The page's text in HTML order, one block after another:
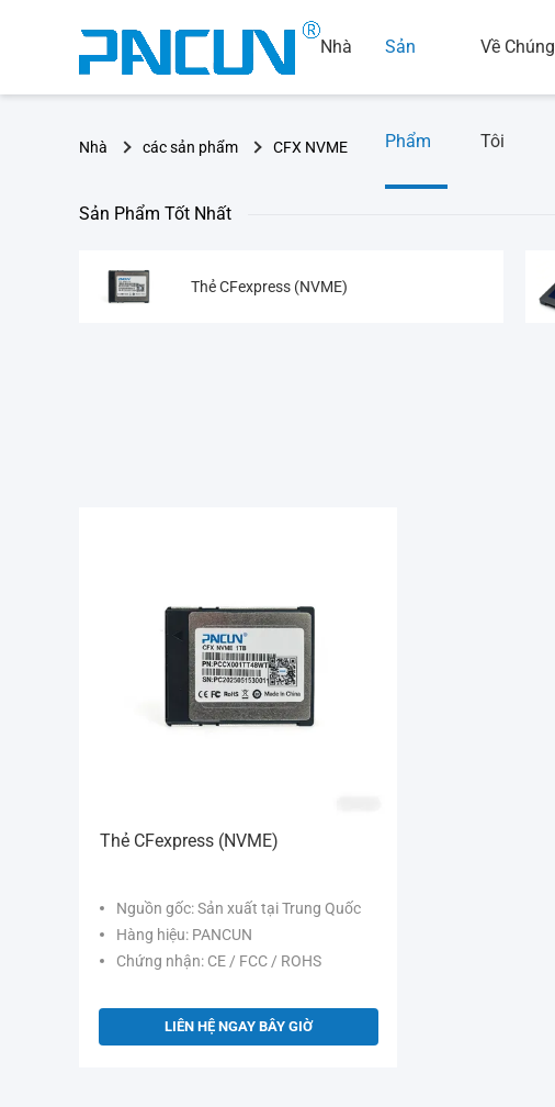
Nhà Sản
Phẩm
Về Chúng
Tôi
Nhà các sản phẩm CFX NVME
Sản Phẩm Tốt Nhất
Thẻ CFexpress (NVME)
Thẻ CFexpress (NVME)
Nguồn gốc: Sản xuất tại Trung Quốc
Hàng hiệu: PANCUN
Chứng nhận: CE / FCC / ROHS
LIÊN HỆ NGAY BÂY GIỜ